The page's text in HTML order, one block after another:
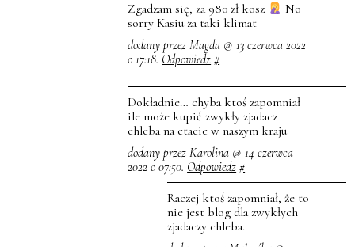
Zgadzam się, za 980 zł kosz
No
sorry Kasiu za taki klimat
dodany przez Magda @ 13 czerwca 2022
o 17:18. Odpowiedz #
Dokładnie… chyba ktoś zapomniał
ile może kupić zwykły zjadacz
chleba na etacie w naszym kraju
dodany przez Karolina @ 14 czerwca
2022 o 07:50. Odpowiedz #
Raczej ktoś zapomniał, że to
nie jest blog dla zwykłych
zjadaczy chleba.